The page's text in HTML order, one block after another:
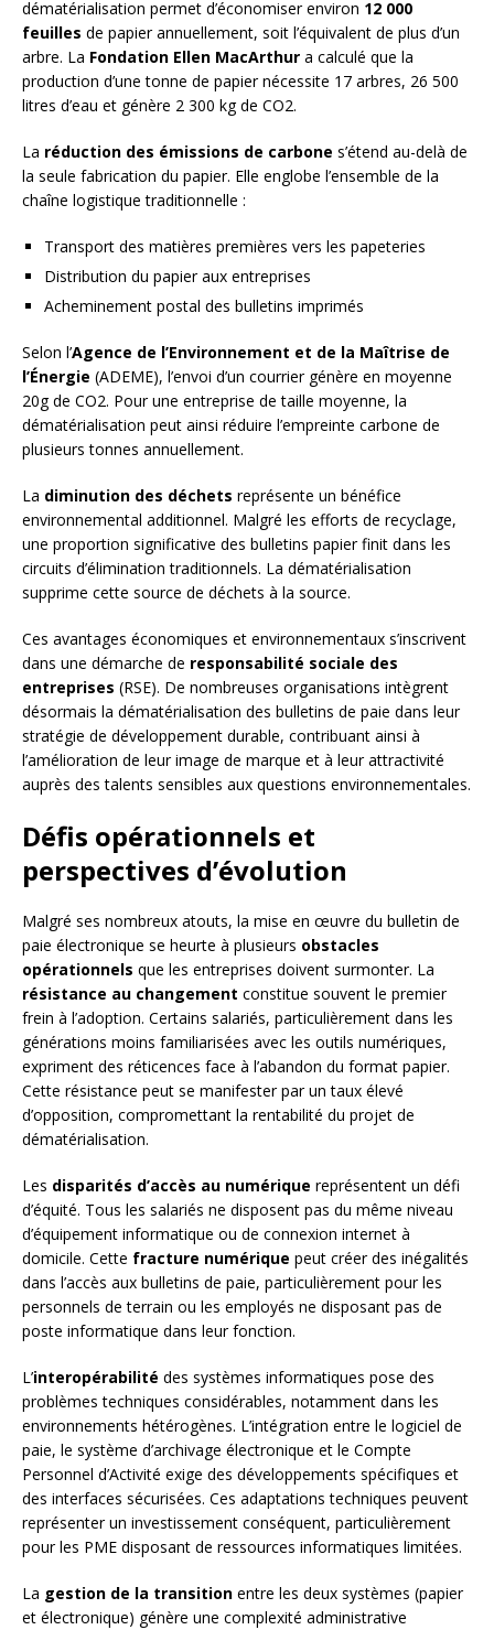
dématérialisation permet d’économiser environ 12 000
feuilles de papier annuellement, soit l’équivalent de plus d’un
arbre. La Fondation Ellen MacArthur a calculé que la
production d’une tonne de papier nécessite 17 arbres, 26 500
litres d’eau et génère 2 300 kg de CO2.
La réduction des émissions de carbone s’étend au-delà de
la seule fabrication du papier. Elle englobe l’ensemble de la
chaîne logistique traditionnelle :
Transport des matières premières vers les papeteries
Distribution du papier aux entreprises
Acheminement postal des bulletins imprimés
Selon l’Agence de l’Environnement et de la Maîtrise de
l’Énergie (ADEME), l’envoi d’un courrier génère en moyenne
20g de CO2. Pour une entreprise de taille moyenne, la
dématérialisation peut ainsi réduire l’empreinte carbone de
plusieurs tonnes annuellement.
La diminution des déchets représente un bénéfice
environnemental additionnel. Malgré les efforts de recyclage,
une proportion significative des bulletins papier finit dans les
circuits d’élimination traditionnels. La dématérialisation
supprime cette source de déchets à la source.
Ces avantages économiques et environnementaux s’inscrivent
dans une démarche de responsabilité sociale des
entreprises (RSE). De nombreuses organisations intègrent
désormais la dématérialisation des bulletins de paie dans leur
stratégie de développement durable, contribuant ainsi à
l’amélioration de leur image de marque et à leur attractivité
auprès des talents sensibles aux questions environnementales.
Défis opérationnels et
perspectives d’évolution
Malgré ses nombreux atouts, la mise en œuvre du bulletin de
paie électronique se heurte à plusieurs obstacles
opérationnels que les entreprises doivent surmonter. La
résistance au changement constitue souvent le premier
frein à l’adoption. Certains salariés, particulièrement dans les
générations moins familiarisées avec les outils numériques,
expriment des réticences face à l’abandon du format papier.
Cette résistance peut se manifester par un taux élevé
d’opposition, compromettant la rentabilité du projet de
dématérialisation.
Les disparités d’accès au numérique représentent un défi
d’équité. Tous les salariés ne disposent pas du même niveau
d’équipement informatique ou de connexion internet à
domicile. Cette fracture numérique peut créer des inégalités
dans l’accès aux bulletins de paie, particulièrement pour les
personnels de terrain ou les employés ne disposant pas de
poste informatique dans leur fonction.
L’interopérabilité des systèmes informatiques pose des
problèmes techniques considérables, notamment dans les
environnements hétérogènes. L’intégration entre le logiciel de
paie, le système d’archivage électronique et le Compte
Personnel d’Activité exige des développements spécifiques et
des interfaces sécurisées. Ces adaptations techniques peuvent
représenter un investissement conséquent, particulièrement
pour les PME disposant de ressources informatiques limitées.
La gestion de la transition entre les deux systèmes (papier
et électronique) génère une complexité administrative